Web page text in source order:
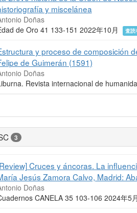
y miscelánea
Doñas
de Oro 41 133-151 2022年10月
査読
y proceso de composición
de Guimerán (1591)
Doñas
Revista internacional de
3
Cruces y áncoras. La
Jesús Zamora Calvo, Madrid:
Doñas
CANELA 35 103-106 2024年5